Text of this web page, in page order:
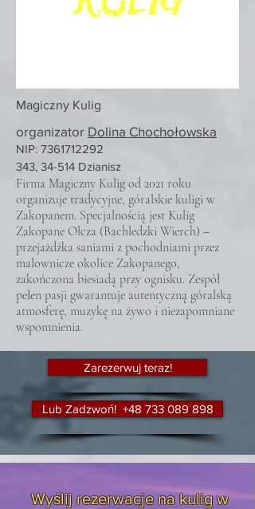
Magiczny Kulig
organizator Dolina Chochołowska
NIP: 7361712292
343, 34-514 Dzianisz
Firma Magiczny Kulig od 2021 roku
organizuje tradycyjne, góralskie kuligi w
Zakopanem. Specjalnością jest Kulig
Zakopane Olcza (Bachledzki Wierch) –
przejażdżka saniami z pochodniami przez
malownicze okolice Zakopanego,
zakończona biesiadą przy ognisku. Zespół
pełen pasji gwarantuje autentyczną góralską
atmosferę, muzykę na żywo i niezapomniane
wspomnienia.
Zarezerwuj teraz!
Lub Zadzwoń! +48 733 089 898
Wyślij rezerwacje na kulig w